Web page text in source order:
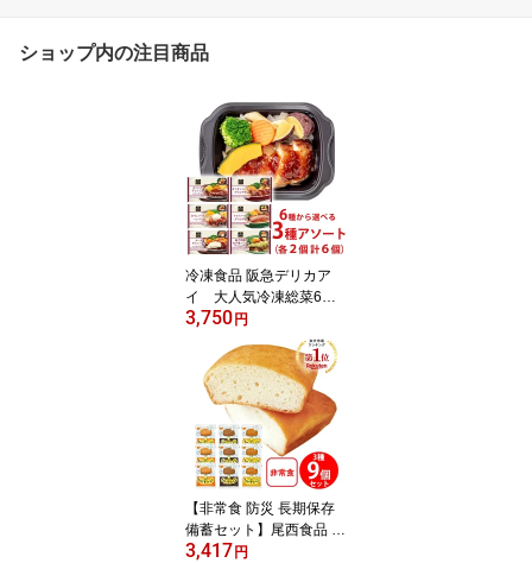
ショップ内の注目商品
冷凍食品 阪急デリカア
イ 大人気冷凍総菜6種
の中からお好み3種をセ
レクト！ 全3種×2個（計
6個） 冷凍 冷凍弁当 おか
ずのみ 冷凍 弁当 おかず
お弁当 セット 詰め合わ
せ
3,750 円
【非常食 防災 長期保存
備蓄セット】尾西食品 ひ
だまりパン 全3種 9袋 ア
3,417 円